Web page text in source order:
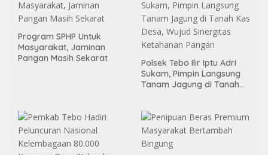
Program SPHP Untuk
Masyarakat, Jaminan
Pangan Masih Sekarat
Polsek Tebo Ilir Iptu Adri
Sukam, Pimpin Langsung
Tanam Jagung di Tanah